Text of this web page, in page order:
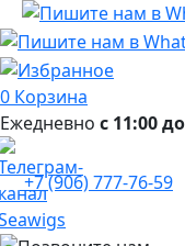
0 Корзина
Ежедневно с 11:00
+7 (906) 777-76-59